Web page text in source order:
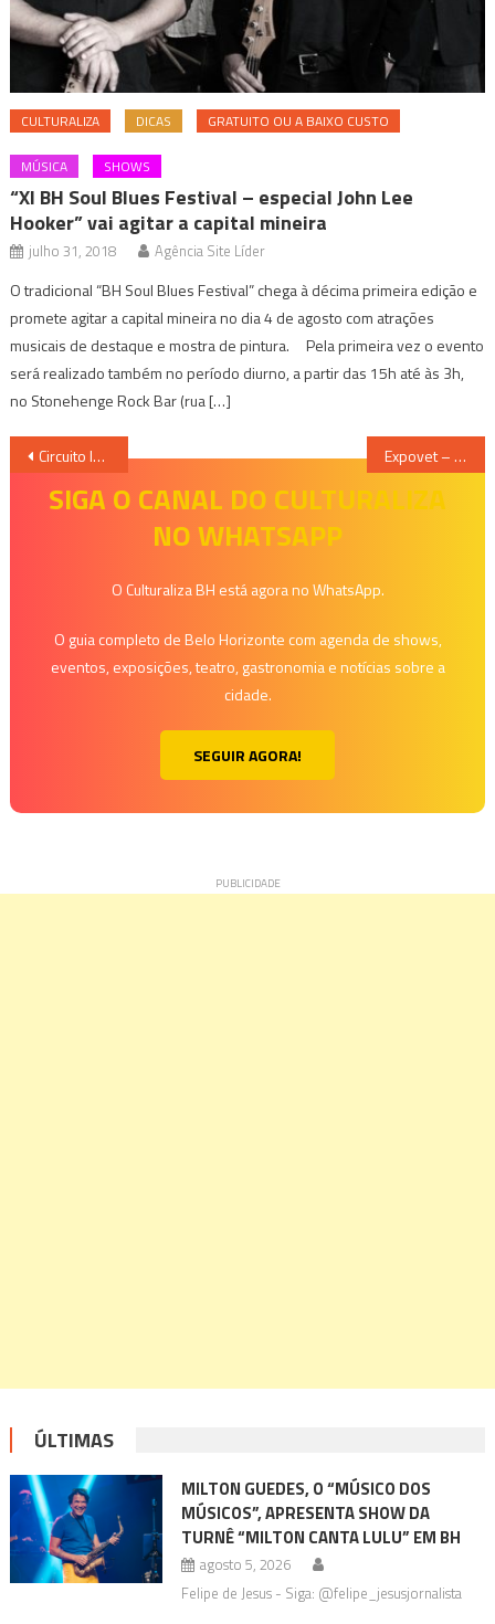
CULTURALIZA DICAS GRATUITO OU A BAIXO CUSTO
MÚSICA SHOWS
“XI BH Soul Blues Festival – especial John Lee
Hooker” vai agitar a capital mineira
julho 31, 2018 Agência Site Líder
O tradicional “BH Soul Blues Festival” chega à décima primeira edição e
promete agitar a capital mineira no dia 4 de agosto com atrações
musicais de destaque e mostra de pintura. Pela primeira vez o evento
será realizado também no período diurno, a partir das 15h até às 3h,
no Stonehenge Rock Bar (rua […]
Navegação
Circuito Instituto Unimed-BH – Show e Mostra de Oficinas culturais Expovet – Novidades Para o Mundo Pet
SIGA O CANAL DO CULTURALIZA
NO WHATSAPP
O Culturaliza BH está agora no WhatsApp.
O guia completo de Belo Horizonte com agenda de shows,
eventos, exposições, teatro, gastronomia e notícias sobre a
cidade.
SEGUIR AGORA!
ÚLTIMAS
MILTON GUEDES, O “MÚSICO DOS
MÚSICOS”, APRESENTA SHOW DA
TURNÊ “MILTON CANTA LULU” EM BH
agosto 5, 2026
Felipe de Jesus - Siga: @felipe_jesusjornalista